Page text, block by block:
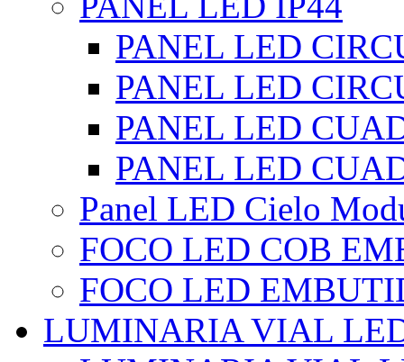
PANEL LED
PANEL LED
PANEL LED
PANEL LED
Panel LED Cielo
FOCO LED COB
FOCO LED
LUMINARIA VIAL